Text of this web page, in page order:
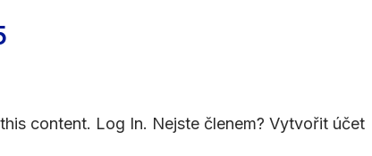
content. Log In. Nejste členem? Vytvořit účet